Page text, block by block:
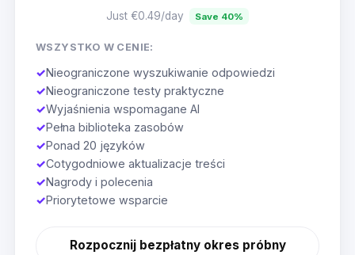
Just €0.49/day Save 40%
WSZYSTKO W CENIE:
✓Nieograniczone wyszukiwanie odpowiedzi
✓Nieograniczone testy praktyczne
✓Wyjaśnienia wspomagane AI
✓Pełna biblioteka zasobów
✓Ponad 20 języków
✓Cotygodniowe aktualizacje treści
✓Nagrody i polecenia
✓Priorytetowe wsparcie
Rozpocznij bezpłatny okres próbny